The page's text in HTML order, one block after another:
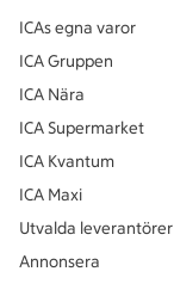
ICAs egna varor
ICA Gruppen
ICA Nära
ICA Supermarket
ICA Kvantum
ICA Maxi
Utvalda leverantörer
Annonsera